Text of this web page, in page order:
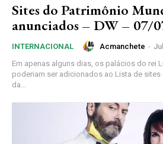
Sites do Patrimônio
anunciados – DW – 07/
INTERNACIONAL Acmanchete -
Em apenas alguns dias, os palácios do rei
poderiam ser adicionados ao Lista de sites
da...